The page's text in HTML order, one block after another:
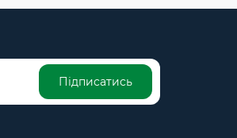
Підписатись